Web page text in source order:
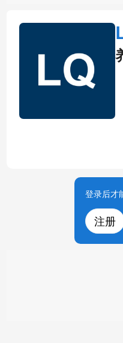
登录后才
注册